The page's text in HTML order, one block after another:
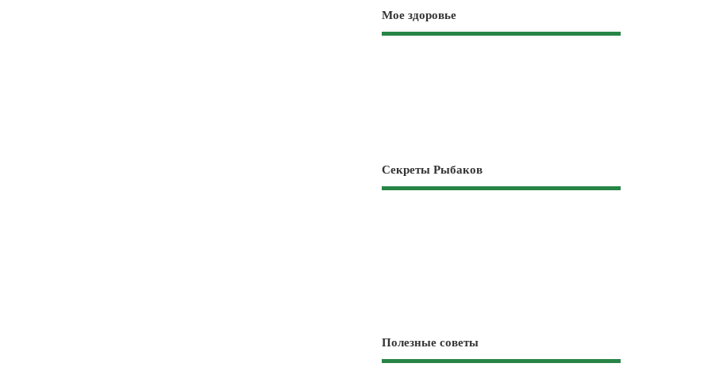
Мое здоровье
Секреты Рыбаков
Полезные советы